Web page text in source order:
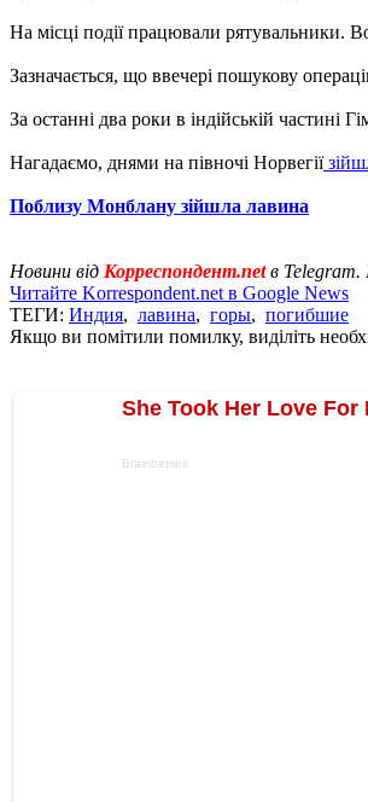
На місці події працювали рятувальники.
Зазначається, що ввечері пошукову
За останні два роки в індійській
Нагадаємо, днями на півночі Норвегії
Поблизу Монблану зійшла лавина
Новини від Корреспондент.netв Telegram.
Читайте Korrespondent.net в Google News
ТЕГИ: Индия, лавина, горы, погибшие
Якщо ви помітили помилку, виділіть